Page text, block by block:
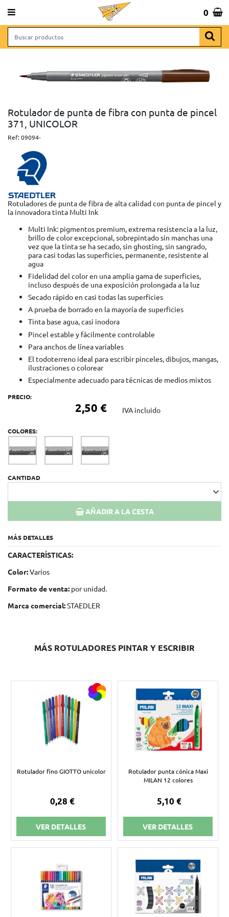
0
0,00 €
VER CESTA
Rotulador de punta de fibra con punta de pincel
371, UNICOLOR
Ref:09094-
Rotuladores de punta de fibra de alta calidad con punta de pincel y
la innovadora tinta Multi Ink
Multi Ink: pigmentos premium, extrema resistencia a la luz,
brillo de color excepcional, sobrepintado sin manchas una
vez que la tinta se ha secado, sin ghosting, sin sangrado,
para casi todas las superficies, permanente, resistente al
agua
Fidelidad del color en una amplia gama de superficies,
incluso después de una exposición prolongada a la luz
Secado rápido en casi todas las superficies
A prueba de borrado en la mayoría de superficies
Tinta base agua, casi inodora
Pincel estable y fácilmente controlable
Para anchos de línea variables
El todoterreno ideal para escribir pinceles, dibujos, mangas,
ilustraciones o colorear
Especialmente adecuado para técnicas de medios mixtos
PRECIO:
2,50 € IVA incluido
COLORES:
CANTIDAD
AÑADIR A LA CESTA
MÁS DETALLES
CARACTERÍSTICAS:
Color:Varios
Formato de venta: por unidad.
Marca comercial:STAEDLER
MÁS ROTULADORES PINTAR Y ESCRIBIR
Rotulador fino GIOTTO unicolor
0,28 €
VER DETALLES
Rotulador punta cónica Maxi
MILAN 12 colores
5,10 €
VER DETALLES